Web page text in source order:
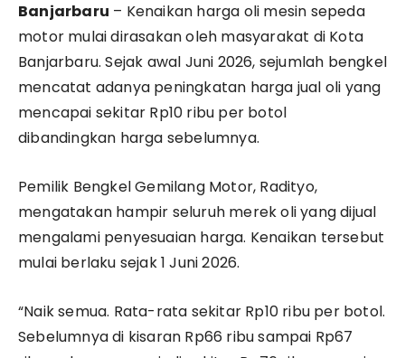
Banjarbaru – Kenaikan harga oli mesin sepeda
motor mulai dirasakan oleh masyarakat di Kota
Banjarbaru. Sejak awal Juni 2026, sejumlah bengkel
mencatat adanya peningkatan harga jual oli yang
mencapai sekitar Rp10 ribu per botol
dibandingkan harga sebelumnya.
Pemilik Bengkel Gemilang Motor, Radityo,
mengatakan hampir seluruh merek oli yang dijual
mengalami penyesuaian harga. Kenaikan tersebut
mulai berlaku sejak 1 Juni 2026.
“Naik semua. Rata-rata sekitar Rp10 ribu per botol.
Sebelumnya di kisaran Rp66 ribu sampai Rp67